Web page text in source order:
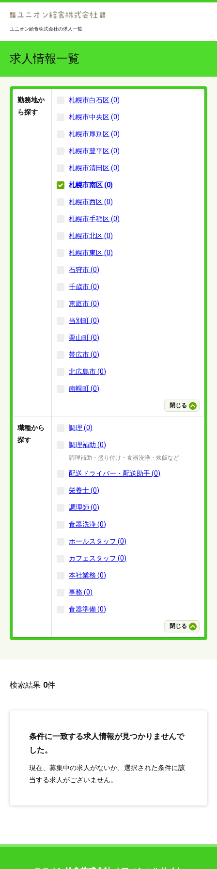
ユニオン給食株式会社の求人一覧
求人情報一覧
勤務地か
ら探す
札幌市白石区(0)
札幌市中央区(0)
札幌市厚別区(0)
札幌市豊平区(0)
札幌市清田区(0)
札幌市南区 (0)
札幌市西区(0)
札幌市手稲区(0)
札幌市北区(0)
札幌市東区(0)
石狩市(0)
千歳市(0)
恵庭市(0)
当別町(0)
栗山町(0)
帯広市(0)
北広島市(0)
南幌町(0)
閉じる
職種から
探す
調理 (0)
調理補助 (0)
調理補助・盛り付け・食器洗浄・炊飯など
配送ドライバー・配送助手(0)
栄養士(0)
調理師 (0)
食器洗浄(0)
ホールスタッフ (0)
カフェスタッフ (0)
本社業務 (0)
事務 (0)
食器準備(0)
閉じる
検索結果 0件
条件に一致する求人情報が見つかりませんで
した。
現在、募集中の求人がないか、選択された条件に該
当する求人がございません。